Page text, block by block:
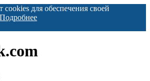
cookies для обеспечения своей
Подробнее